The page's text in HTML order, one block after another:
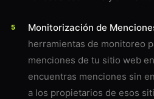
Monitorización de
herramientas de monitoreo
menciones de tu sitio web
encuentras menciones sin
a los propietarios de esos